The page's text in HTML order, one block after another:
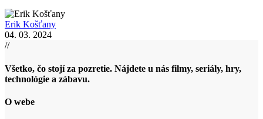
Erik Košťany
04. 03. 2024
//
Všetko, čo stojí za pozretie. Nájdete u nás filmy, seriály, hry,
technológie a zábavu.
O webe